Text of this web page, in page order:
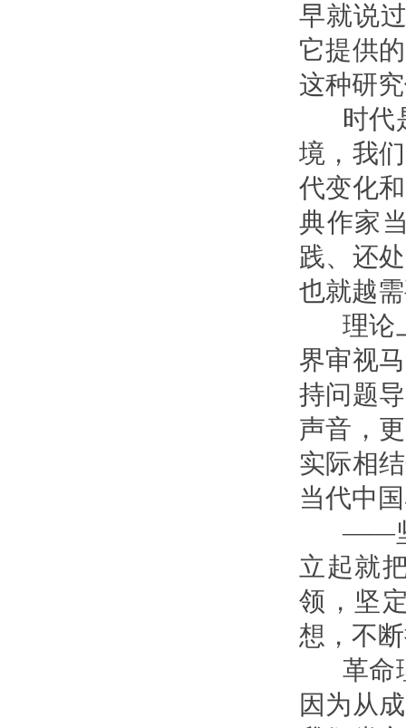
早就说
它提供
这种研
时代是
境，我
代变化
典作家
践、还
也就越
理论上
界审视
持问题
声音，
实际相
当代中
——坚
立起就
领，坚
想，不
革命理
因为从